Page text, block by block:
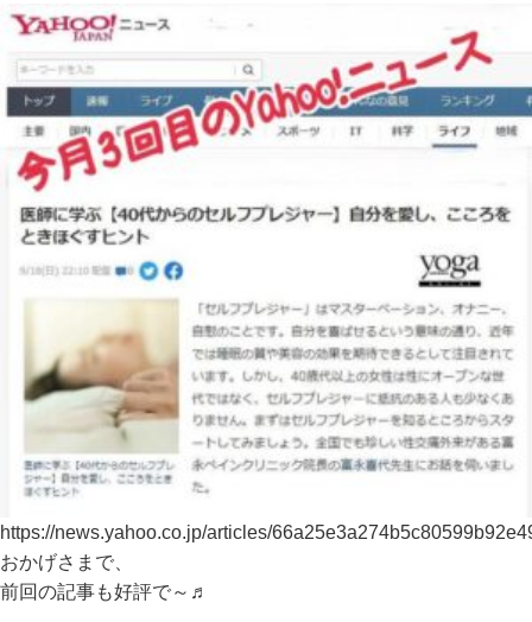
https://news.yahoo.co.jp/articles/
おかげさまで、
前回の記事も好評で～♬